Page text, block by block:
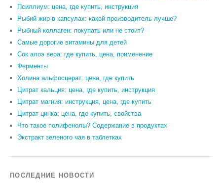
Псиллиум: цена, где купить, инструкция
Рыбий жир в капсулах: какой производитель лучше?
Рыбный коллаген: покупать или не стоит?
Самые дорогие витамины для детей
Сок алоэ вера: где купить, цена, применение
Ферменты
Холина альфосцерат: цена, где купить
Цитрат кальция: цена, где купить, инструкция
Цитрат магния: инструкция, цена, где купить
Цитрат цинка: цена, где купить, свойства
Что такое полифенолы? Содержание в продуктах
Экстракт зеленого чая в таблетках
ПОСЛЕДНИЕ НОВОСТИ